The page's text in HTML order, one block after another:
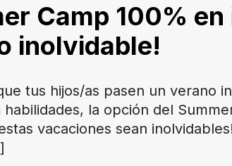
Camp 100%
inolvidable!
tus hijos/as pasen un verano
la opción del
vacaciones sean